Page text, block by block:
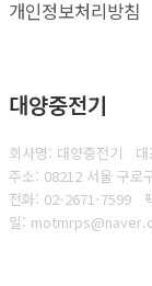
개인정보처리방침
대양중전기
회사명: 대양중전기
주소: 08212 서울 구로
전화: 02-2671-7599
일: